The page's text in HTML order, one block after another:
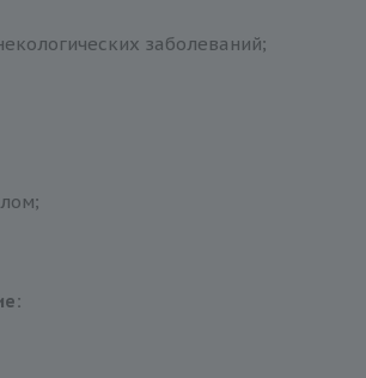
заболеваний;